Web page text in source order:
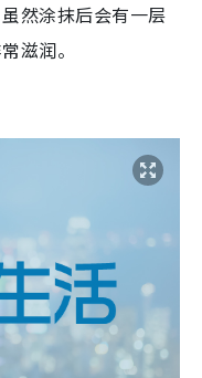
然涂抹后会有一层
滋润。